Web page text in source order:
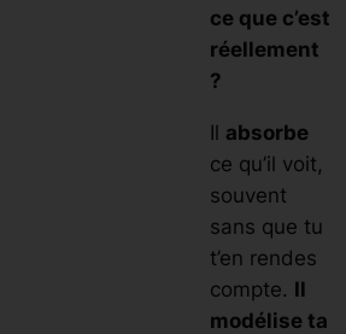
ce que c’est
réellement
?
Il absorbe
ce qu’il voit,
souvent
sans que tu
t’en rendes
compte. Il
modélise ta